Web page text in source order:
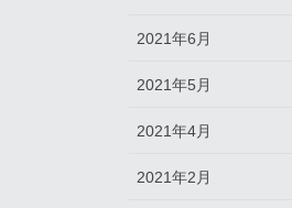
2021年6月
2021年5月
2021年4月
2021年2月